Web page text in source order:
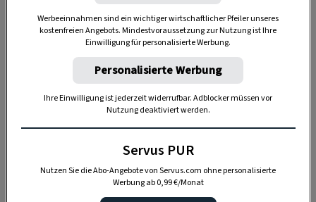
Ein Detail des alten Gepäckträgers, der nun ein
Zeitungshalter ist.
Anzeige
Werbeeinnahmen sind ein wichtiger wirtschaftlicher Pfeiler unseres
kostenfreien Angebots. Mindestvoraussetzung zur Nutzung ist Ihre
Einwilligung für personalisierte Werbung.
Personalisierte Werbung
Ihre Einwilligung ist jederzeit widerrufbar. Adblocker müssen vor
Nutzung deaktiviert werden.
Servus PUR
Nutzen Sie die Abo-Angebote von Servus.com ohne personalisierte
Werbung ab 0,99 €/Monat